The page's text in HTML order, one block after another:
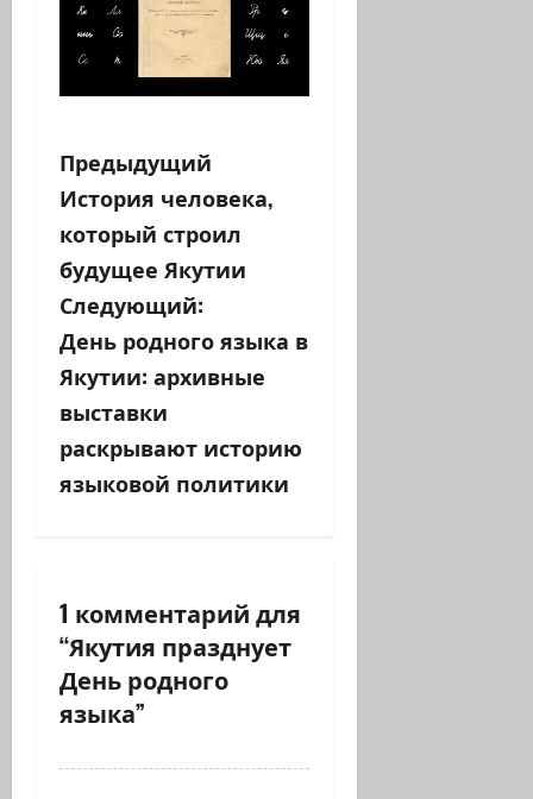
Н
а
в
и
г
а
ц
з
а
п
и
Предыдущий
История человека,
который строил
будущее Якутии
Следующий:
День родного языка в
Якутии: архивные
выставки
раскрывают историю
языковой политики
1 комментарий для
“Якутия празднует
День родного
языка”